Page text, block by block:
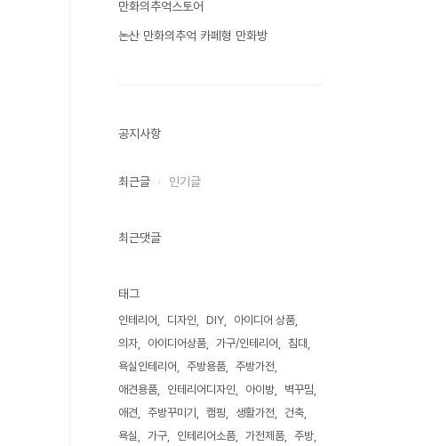
만화의추억스토어
논산 만화의추억 카페형 만화방
공지사항
최근글 인기글
최근댓글
태그
인테리어 디자인 DIY
아이디어 상품
의자
아이디어상품 가구/인테리어
침대
욕실인테리어
주방용품
주방가전
애견용품
인테리어디자인 아이방
벽꾸밈
애견
주방꾸미기 캠핑 생활가전
건축
욕실
가구 인테리어소품 가전제품
주방